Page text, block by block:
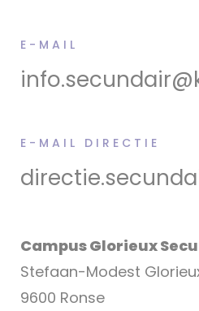
E-MAIL
E-MAIL DIRECTIE
Campus Glorieux
Stefaan-Modest
9600 Ronse